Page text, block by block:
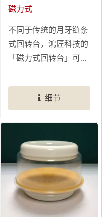
磁力式
不同于传统的月牙链条
式回转台，鴻匠科技的
「磁力式回转台」可多
加美观！鸿匠专业技术
设计，借助磁力感应方
转台的桌面保持平整，
不但清理方便也不用担
心食物/异物不小心掉
入链条缝隙中孳生细
菌。
细节